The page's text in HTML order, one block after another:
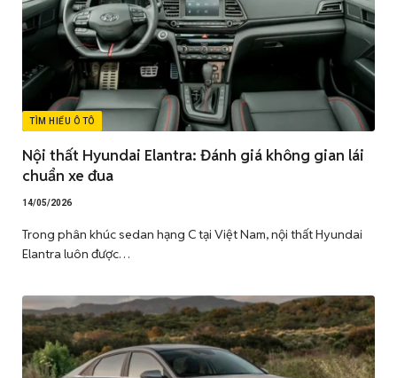
TÌM HIỂU Ô TÔ
Nội thất Hyundai Elantra: Đánh giá không gian lái
chuẩn xe đua
14/05/2026
Trong phân khúc sedan hạng C tại Việt Nam, nội thất Hyundai
Elantra luôn được…